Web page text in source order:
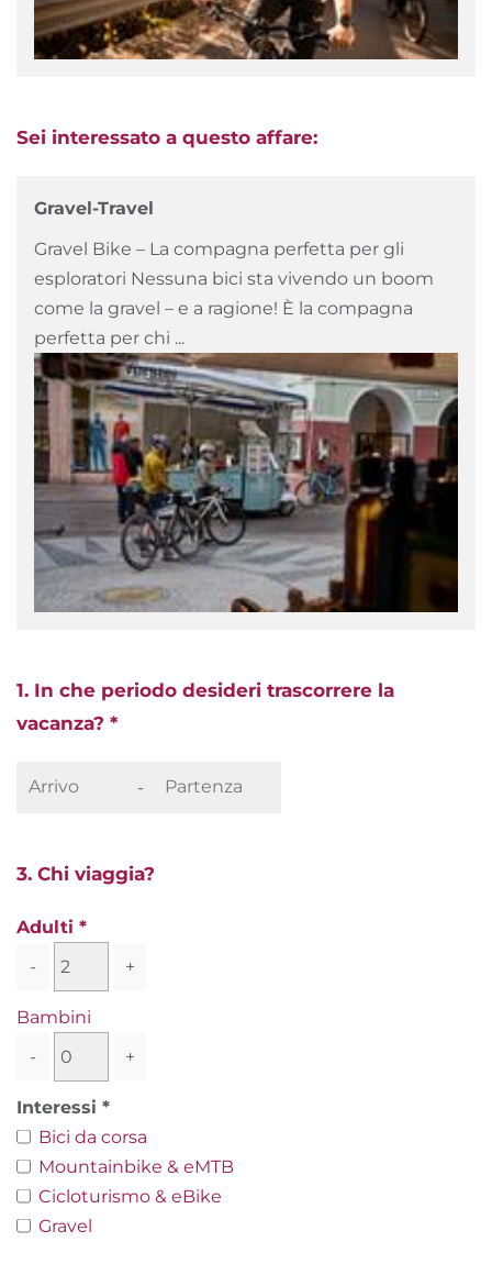
Sei interessato a questo affare:
Gravel-Travel
Gravel Bike – La compagna perfetta per gli
esploratori Nessuna bici sta vivendo un boom
come la gravel – e a ragione! È la compagna
perfetta per chi ...
1. In che periodo desideri trascorrere la
vacanza? *
-
3. Chi viaggia?
Adulti
-
+
Bambini
-
+
Interessi
Bici da corsa
Mountainbike & eMTB
Cicloturismo & eBike
Gravel